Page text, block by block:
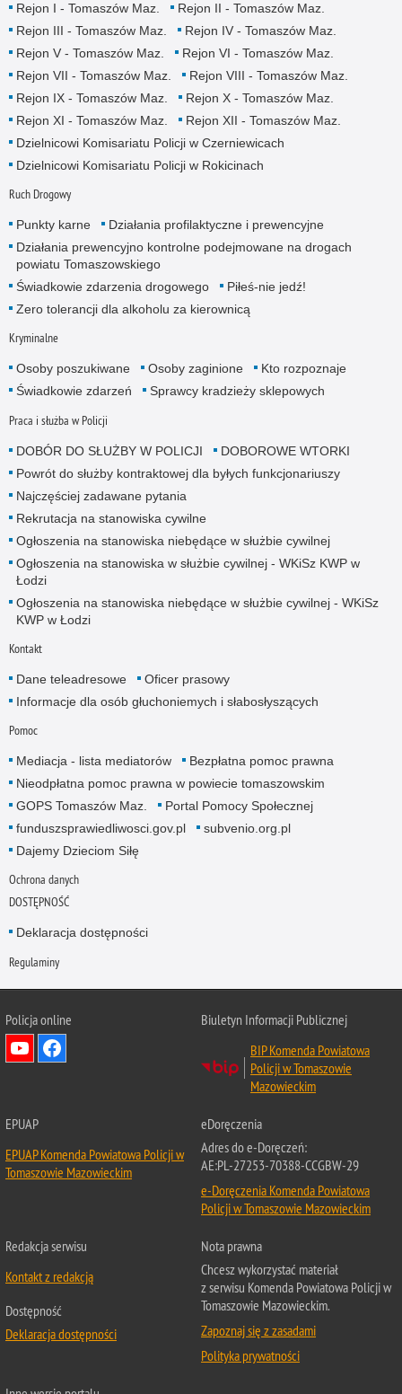
Rejon I - Tomaszów Maz.
Rejon II - Tomaszów Maz.
Rejon III - Tomaszów Maz.
Rejon IV - Tomaszów Maz.
Rejon V - Tomaszów Maz.
Rejon VI - Tomaszów Maz.
Rejon VII - Tomaszów Maz.
Rejon VIII - Tomaszów Maz.
Rejon IX - Tomaszów Maz.
Rejon X - Tomaszów Maz.
Rejon XI - Tomaszów Maz.
Rejon XII - Tomaszów Maz.
Dzielnicowi Komisariatu Policji w Czerniewicach
Dzielnicowi Komisariatu Policji w Rokicinach
Ruch Drogowy
Punkty karne
Działania profilaktyczne i prewencyjne
Działania prewencyjno kontrolne podejmowane na drogach
powiatu Tomaszowskiego
Świadkowie zdarzenia drogowego
Piłeś-nie jedź!
Zero tolerancji dla alkoholu za kierownicą
Kryminalne
Osoby poszukiwane Osoby zaginione
Kto rozpoznaje
Świadkowie zdarzeń
Sprawcy kradzieży sklepowych
Praca i służba w Policji
DOBÓR DO SŁUŻBY W POLICJI
DOBOROWE WTORKI
Powrót do służby kontraktowej dla byłych funkcjonariuszy
Najczęściej zadawane pytania
Rekrutacja na stanowiska cywilne
Ogłoszenia na stanowiska niebędące w służbie cywilnej
Ogłoszenia na stanowiska w służbie cywilnej - WKiSz KWP w
Łodzi
Ogłoszenia na stanowiska niebędące w służbie cywilnej - WKiSz
KWP w Łodzi
Kontakt
Dane teleadresowe
Oficer prasowy
Informacje dla osób głuchoniemych i słabosłyszących
Pomoc
Mediacja - lista mediatorów
Bezpłatna pomoc prawna
Nieodpłatna pomoc prawna w powiecie tomaszowskim
GOPS Tomaszów Maz.
Portal Pomocy Społecznej
funduszsprawiedliwosci.gov.pl
subvenio.org.pl
Dajemy Dzieciom Siłę
Ochrona danych
DOSTĘPNOŚĆ
Deklaracja dostępności
Regulaminy
Policja online
Biuletyn Informacji Publicznej
BIP Komenda Powiatowa
Policji w Tomaszowie
Mazowieckim
EPUAP
EPUAP Komenda Powiatowa Policji w
Tomaszowie Mazowieckim
eDoręczenia
Adres do e-Doręczeń:
AE:PL-27253-70388-CCGBW-29
e-Doręczenia Komenda Powiatowa
Policji w Tomaszowie Mazowieckim
Redakcja serwisu
Kontakt z redakcją
Dostępność
Deklaracja dostępności
Nota prawna
Chcesz wykorzystać materiał
z serwisu Komenda Powiatowa Policji w
Tomaszowie Mazowieckim.
Zapoznaj się z zasadami
Polityka prywatności